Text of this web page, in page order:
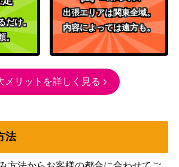
だけ。
。
出張エリアは関東全域。
内容によっては遠方も。
メリットを詳しく見る
法